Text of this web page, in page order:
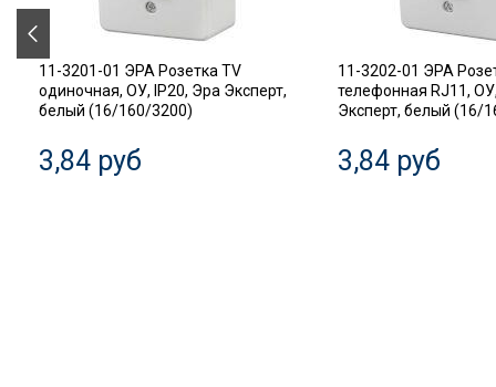
11-3201-01 ЭРА Розетка TV
одиночная, ОУ, IP20, Эра Эксперт,
белый (16/160/3200)
3,84 руб
11-3202-01 ЭРА
телефонная RJ11,
Эксперт, белый (16/
3,84 руб